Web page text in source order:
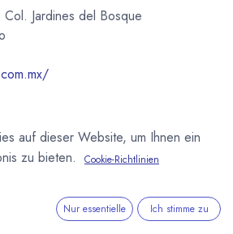
Jardines del Bosque
Abonnieren
auf dieser Website, um Ihnen ein
zu bieten.
Cookie-Richtlinien
Nur essentielle Ich stimme zu